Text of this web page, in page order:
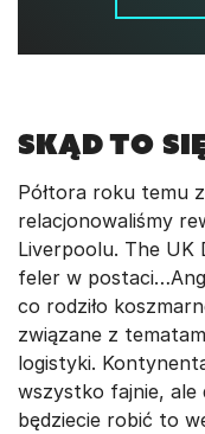
Skąd to
Półtora roku temu
relacjonowaliśmy
Liverpoolu. The UK
feler w
co rodziło
związane z
logistyki.
wszystko fajnie, ale
będziecie robić to